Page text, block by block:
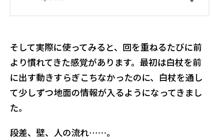
そして実際に使ってみると、回を重ねるたびに前
より慣れてきた感覚があります。最初は白杖を前
に出す動きすらぎこちなかったのに、白杖を通し
て少しずつ地面の情報が入るようになってきまし
た。
段差、壁、人の流れ……。